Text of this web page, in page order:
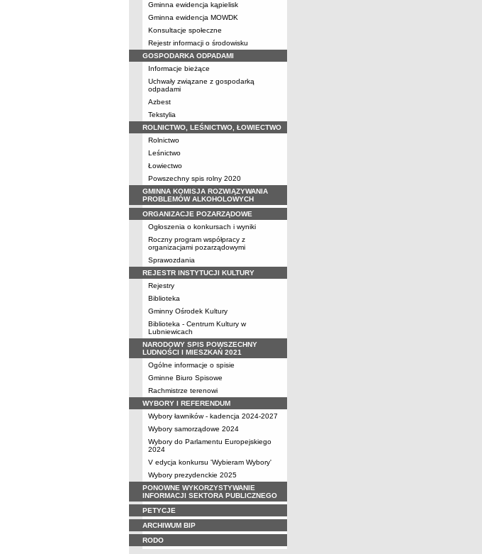
Gminna ewidencja kąpielisk
Gminna ewidencja MOWDK
Konsultacje społeczne
Rejestr informacji o środowisku
GOSPODARKA ODPADAMI
Informacje bieżące
Uchwały związane z gospodarką
odpadami
Azbest
Tekstylia
ROLNICTWO, LEŚNICTWO, ŁOWIECTWO
Rolnictwo
Leśnictwo
Łowiectwo
Powszechny spis rolny 2020
GMINNA KOMISJA ROZWIĄZYWANIA
PROBLEMÓW ALKOHOLOWYCH
ORGANIZACJE POZARZĄDOWE
Ogłoszenia o konkursach i wyniki
Roczny program współpracy z
organizacjami pozarządowymi
Sprawozdania
REJESTR INSTYTUCJI KULTURY
Rejestry
Biblioteka
Gminny Ośrodek Kultury
Biblioteka - Centrum Kultury w
Lubniewicach
NARODOWY SPIS POWSZECHNY
LUDNOŚCI I MIESZKAŃ 2021
Ogólne informacje o spisie
Gminne Biuro Spisowe
Rachmistrze terenowi
WYBORY I REFERENDUM
Wybory ławników - kadencja 2024-2027
Wybory samorządowe 2024
Wybory do Parlamentu Europejskiego
2024
V edycja konkursu 'Wybieram Wybory'
Wybory prezydenckie 2025
PONOWNE WYKORZYSTYWANIE
INFORMACJI SEKTORA PUBLICZNEGO
PETYCJE
ARCHIWUM BIP
RODO